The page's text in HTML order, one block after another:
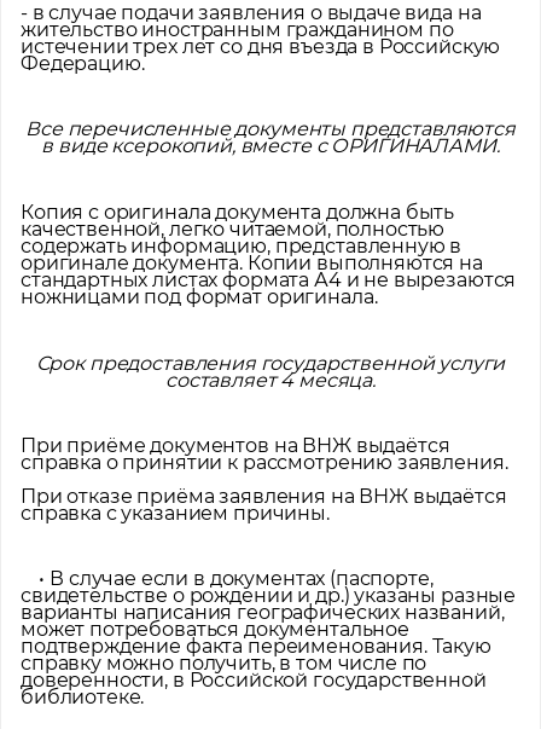
- в случае подачи заявления о выдаче вида на
жительство иностранным гражданином по
истечении трех лет со дня въезда в Российскую
Федерацию.
Все перечисленные документы представляются
в виде ксерокопий, вместе с ОРИГИНАЛАМИ.
Копия с оригинала документа должна быть
качественной, легко читаемой, полностью
содержать информацию, представленную в
оригинале документа. Копии выполняются на
стандартных листах формата А4 и не вырезаются
ножницами под формат оригинала.
Срок предоставления государственной услуги
составляет 4 месяца.
При приёме документов на ВНЖ выдаётся
справка о принятии к рассмотрению заявления.
При отказе приёма заявления на ВНЖ выдаётся
справка с указанием причины.
• В случае если в документах (паспорте,
свидетельстве о рождении и др.) указаны разные
варианты написания географических названий,
может потребоваться документальное
подтверждение факта переименования. Такую
справку можно получить, в том числе по
доверенности, в Российской государственной
библиотеке.